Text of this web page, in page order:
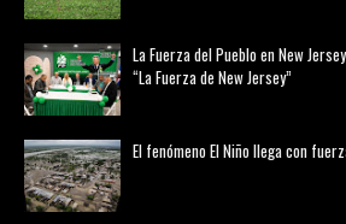
La Fuerza del Pueblo en New
“La Fuerza de New Jersey”
El fenómeno El Niño llega con